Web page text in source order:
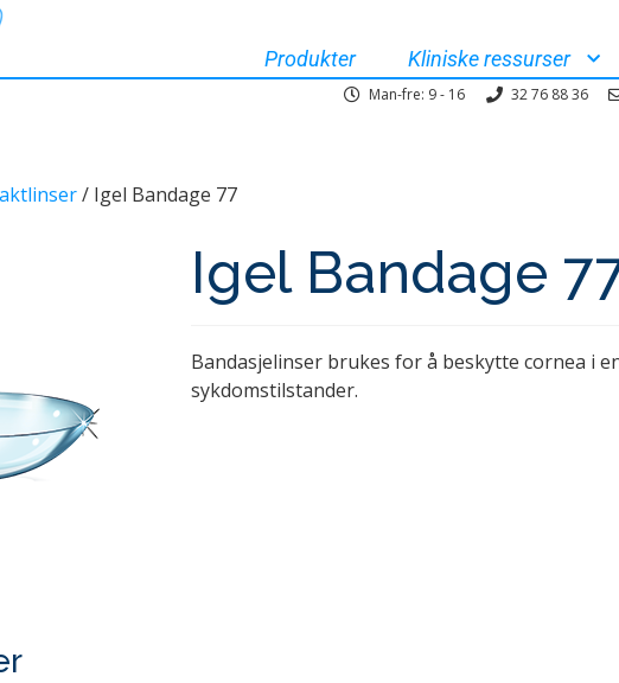
Produkter Kliniske ressurser
Man-fre: 9 - 16 32 76 88 36
/ Igel Bandage 77
Igel Bandage
Bandasjelinser brukes for å beskytte cornea i
sykdomstilstander.